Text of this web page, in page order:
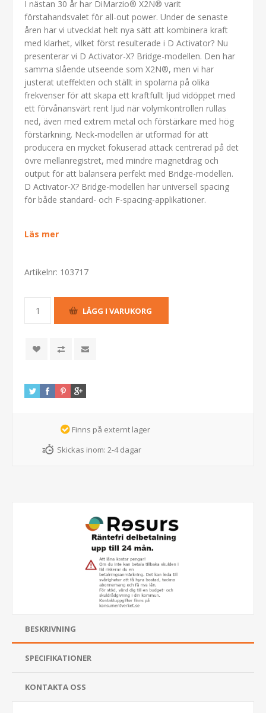
I nästan 30 år har DiMarzio® X2N® varit
förstahandsvalet för all-out power. Under de senaste
åren har vi utvecklat helt nya sätt att kombinera kraft
med klarhet, vilket först resulterade i D Activator? Nu
presenterar vi D Activator-X? Bridge-modellen. Den har
samma slående utseende som X2N®, men vi har
justerat uteffekten och ställt in spolarna på olika
frekvenser för att skapa ett kraftfullt ljud vidöppet med
ett förvånansvärt rent ljud när volymkontrollen rullas
ned, även med extrem metal och förstärkare med hög
förstärkning. Neck-modellen är utformad för att
producera en mycket fokuserad attack centrerad på det
övre mellanregistret, med mindre magnetdrag och
output för att balansera perfekt med Bridge-modellen.
D Activator-X? Bridge-modellen har universell spacing
för både standard- och F-spacing-applikationer.
Läs mer
Artikelnr: 103717
Finns på externt lager
Skickas inom: 2-4 dagar
BESKRIVNING
SPECIFIKATIONER
KONTAKTA OSS